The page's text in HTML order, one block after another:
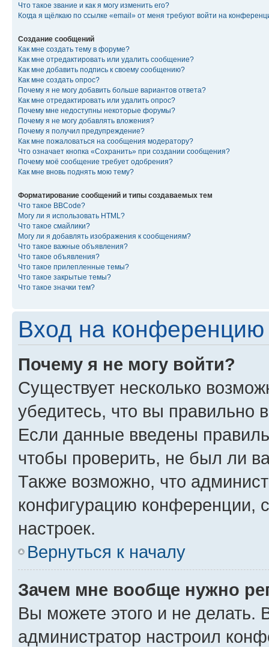
Что такое звание и как я могу изменить его?
Когда я щёлкаю по ссылке «email» от меня требуют войти на
Создание сообщений
Как мне создать тему в форуме?
Как мне отредактировать или удалить сообщение?
Как мне добавить подпись к своему сообщению?
Как мне создать опрос?
Почему я не могу добавить больше вариантов ответа?
Как мне отредактировать или удалить опрос?
Почему мне недоступны некоторые форумы?
Почему я не могу добавлять вложения?
Почему я получил предупреждение?
Как мне пожаловаться на сообщения модератору?
Что означает кнопка «Сохранить» при создании сообщения?
Почему моё сообщение требует одобрения?
Как мне вновь поднять мою тему?
Форматирование сообщений и типы создаваемых тем
Что такое BBCode?
Могу ли я использовать HTML?
Что такое смайлики?
Могу ли я добавлять изображения к сообщениям?
Что такое важные объявления?
Что такое объявления?
Что такое прилепленные темы?
Что такое закрытые темы?
Что такое значки тем?
Вход на конференцию
Почему я не могу войти?
Существует несколько
убедитесь, что вы правильно
Если данные введены
чтобы проверить, не был ли
Также возможно, что
конфигурацию конференции,
настроек.
Вернуться к началу
Зачем мне вообще нужно
Вы можете этого и не делать.
администратор настроил